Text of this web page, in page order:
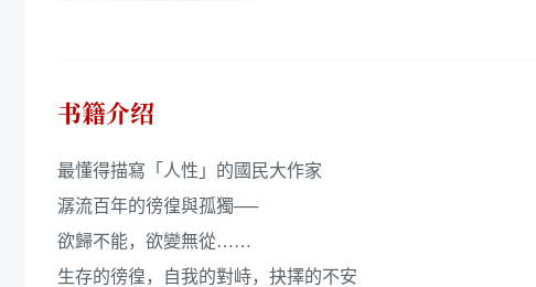
书籍介绍
最懂得描寫「人性」的國民大作家
潺流百年的徬徨與孤獨──
欲歸不能，欲變無從……
生存的徬徨，自我的對峙，抉擇的不安